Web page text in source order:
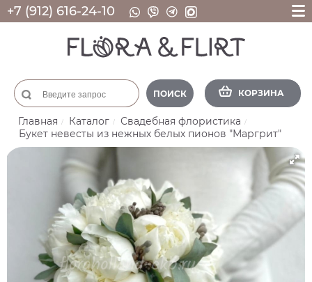
+7 (912) 616-24-10
ПОИСК КОРЗИНА
Главная Каталог
Свадебная флористика
Букет невесты из нежных белых пионов "Маргрит"